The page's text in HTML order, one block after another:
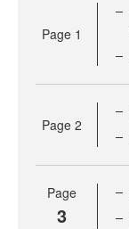
Page 1
Page 2
Page
3